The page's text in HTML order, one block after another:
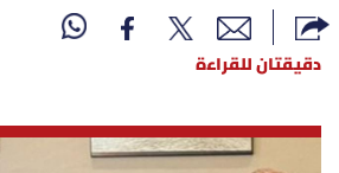
الغلاف
نداء اليوم
محليات
دقيقتان للقراءة